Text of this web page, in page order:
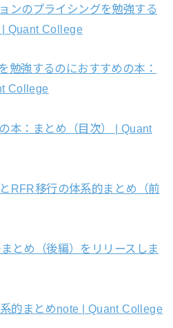
ンのプライシングを勉強する
| Quant College
勉強するのにおすすめの本：
College
本：まとめ（目次） | Quant
RFR移行の体系的まとめ（前
とめ（後編）をリリースしま
的まとめnote | Quant College